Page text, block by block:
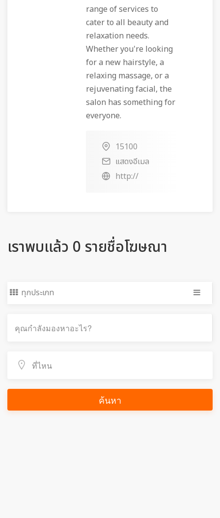
range of services to
cater to all beauty and
relaxation needs.
Whether you're looking
for a new hairstyle, a
relaxing massage, or a
rejuvenating facial, the
salon has something for
everyone.
15100
แสดงอีเมล
http://
เราพบแล้ว 0 รายชื่อโฆษณา
ทุกประเภท
ค้นหา